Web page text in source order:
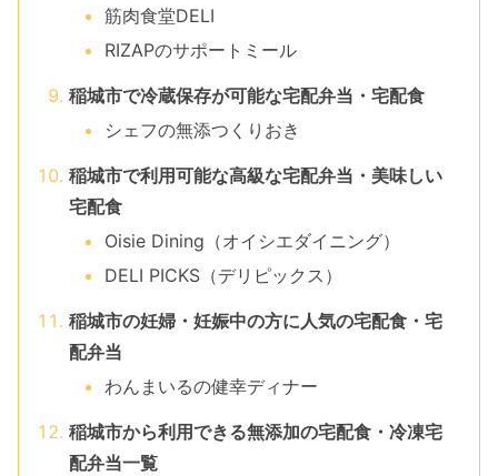
筋肉食堂DELI
RIZAPのサポートミール
稲城市で冷蔵保存が可能な宅配弁当・宅配食
シェフの無添つくりおき
稲城市で利用可能な高級な宅配弁当・美味しい
宅配食
Oisie Dining（オイシエダイニング）
DELI PICKS（デリピックス）
稲城市の妊婦・妊娠中の方に人気の宅配食・宅
配弁当
わんまいるの健幸ディナー
稲城市から利用できる無添加の宅配食・冷凍宅
配弁当一覧